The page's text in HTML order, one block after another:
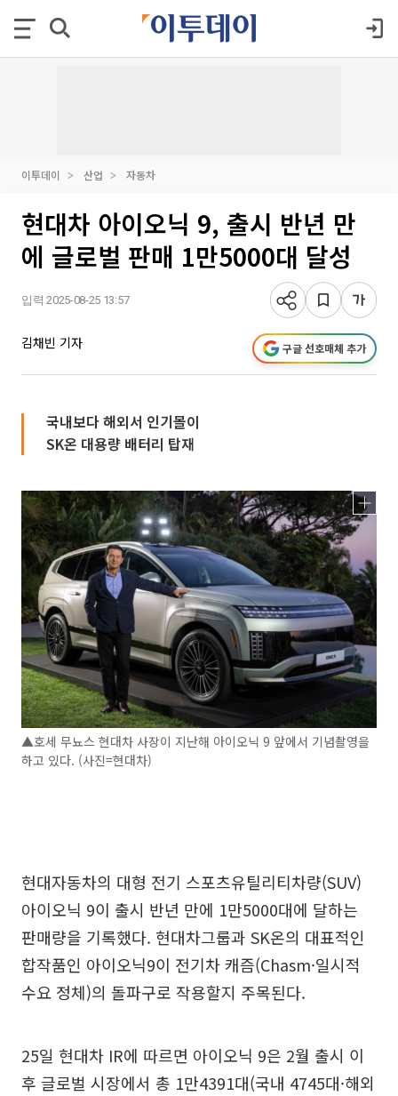
이투데이 산업 자동차
현대차 아이오닉 9, 출시 반년 만
에 글로벌 판매 1만5000대 달성
입력 2025-08-25 13:57
김채빈 기자 구글 선호매체 추가
국내보다 해외서 인기몰이
SK온 대용량 배터리 탑재
▲호세 무뇨스 현대차 사장이 지난해 아이오닉 9 앞에서 기념촬영을
하고 있다. (사진=현대차)
현대자동차의 대형 전기 스포츠유틸리티차량(SUV)
아이오닉 9이 출시 반년 만에 1만5000대에 달하는
판매량을 기록했다. 현대차그룹과 SK온의 대표적인
합작품인 아이오닉9이 전기차 캐즘(Chasm·일시적
수요 정체)의 돌파구로 작용할지 주목된다.
25일 현대차 IR에 따르면 아이오닉 9은 2월 출시 이
후 글로벌 시장에서 총 1만4391대(국내 4745대·해외